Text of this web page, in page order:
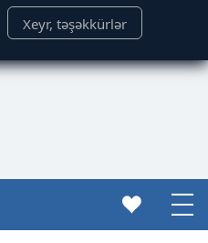
Xeyr, təşəkkürlər